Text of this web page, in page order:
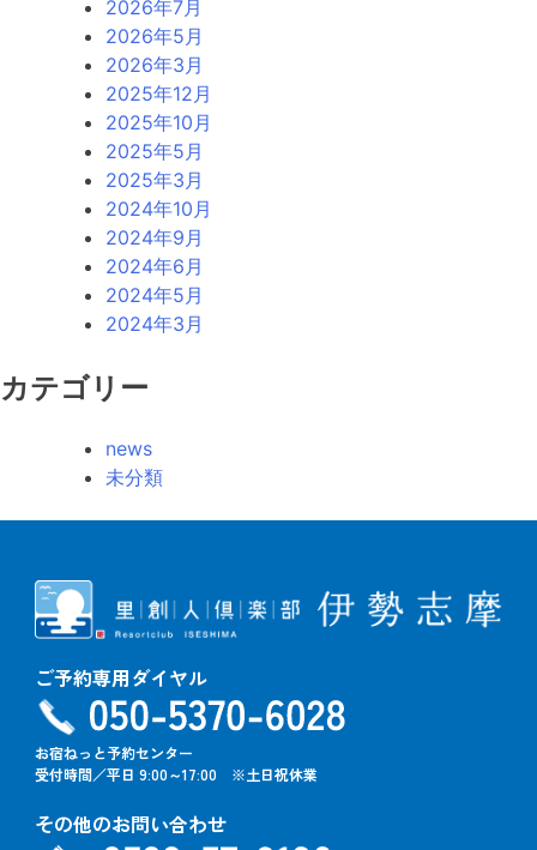
2026年7月
2026年5月
2026年3月
2025年12月
2025年10月
2025年5月
2025年3月
2024年10月
2024年9月
2024年6月
2024年5月
2024年3月
カテゴリー
news
未分類
ご予約専用ダイヤル
お宿ねっと予約センター
受付時間／平日 9:00～17:00 ※土日祝休業
その他のお問い合わせ